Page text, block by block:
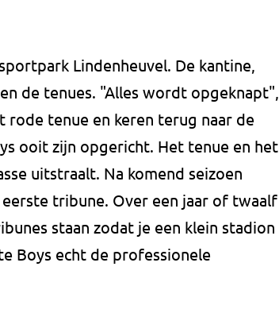
Lindenheuvel. De kantine,
de tenues. "Alles wordt opgeknapt",
rode tenue en keren terug naar de
ooit zijn opgericht. Het tenue en het
uitstraalt. Na komend seizoen
tribune. Over een jaar of twaalf
staan zodat je een klein stadion
Boys echt de professionele